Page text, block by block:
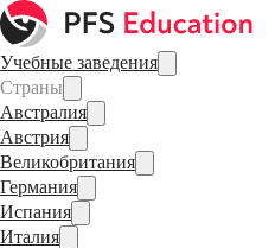
Учебные заведения
Страны
Австралия
Австрия
Великобритания
Германия
Испания
Италия